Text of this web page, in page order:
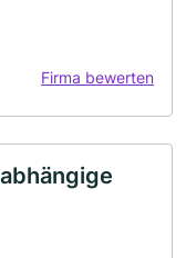
Firma bewerten